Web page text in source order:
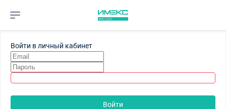
Войти в личный кабинет
Войти